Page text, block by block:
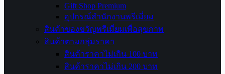
Gift Shop Premium
อุปกรณ์สำนักงานพรีเมี่ยม
สินค้าของขวัญพรีเมี่ยมเพื่อสุขภาพ
สินค้าตามกลุ่มราคา
สินค้าราคาไม่เกิน 100 บาท
สินค้าราคาไม่เกิน 200 บาท